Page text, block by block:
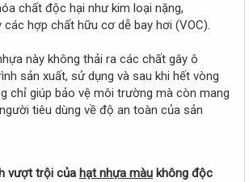
chất độc hại như kim loại nặng,
các hợp chất hữu cơ dễ bay hơi (VOC).
này không thải ra các chất gây ô
sản xuất, sử dụng và sau khi hết vòng
chỉ giúp bảo vệ môi trường mà còn mang
tiêu dùng về độ an toàn của sản
vượt trội của hạt nhựa màu không độc